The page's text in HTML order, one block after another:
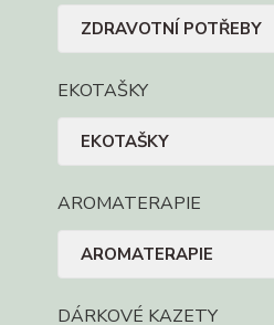
ZDRAVOTNÍ POTŘEBY
EKOTAŠKY
EKOTAŠKY
AROMATERAPIE
AROMATERAPIE
DÁRKOVÉ KAZETY